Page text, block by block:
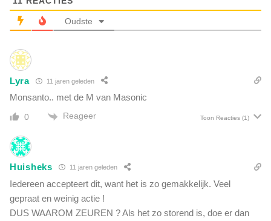
d
s
v
n
d
s
l
a
e
r
n
m
o
s
e
r
b
d
a
t
b
u
Oudste
Lyra 11 jaren geleden
Monsanto.. met de M van Masonic
0 Reageer Toon Reacties (1)
Huisheks 11 jaren geleden
Iedereen accepteert dit, want het is zo gemakkelijk. Veel
gepraat en weinig actie !
DUS WAAROM ZEUREN ? Als het zo storend is, doe er dan